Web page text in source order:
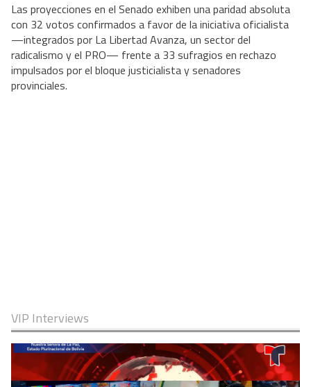
Las proyecciones en el Senado exhiben una paridad absoluta
con 32 votos confirmados a favor de la iniciativa oficialista
—integrados por La Libertad Avanza, un sector del
radicalismo y el PRO— frente a 33 sufragios en rechazo
impulsados por el bloque justicialista y senadores
provinciales.
VIP Interviews